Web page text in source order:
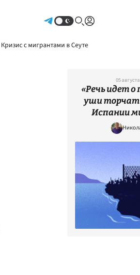
Кризис с мигрантами в Сеуте
05
«Речь идет о
уши
Испании